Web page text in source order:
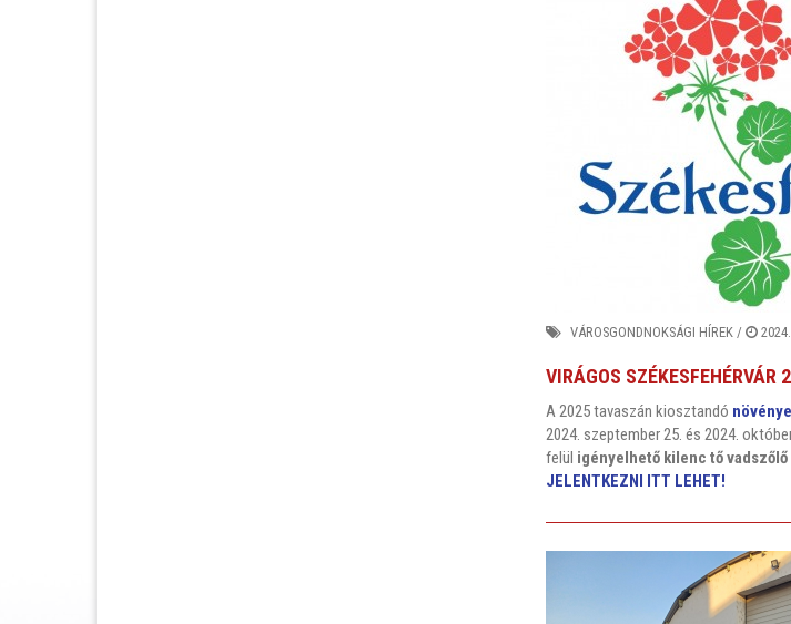
VÁROSGONDNOKSÁGI HÍREK /
VIRÁGOS SZÉKESFEHÉRVÁR
A 2025 tavaszán kiosztandó
2024. szeptember 25. és 2024.
felül igényelhető kilenc tő
JELENTKEZNI ITT LEHET!